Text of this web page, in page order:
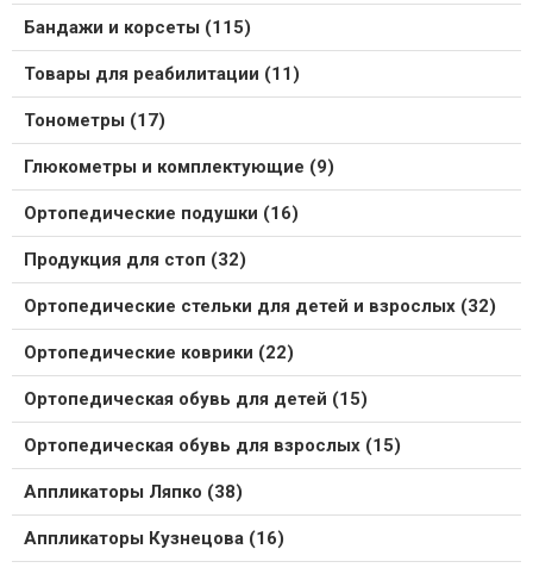
Бандажи и корсеты (115)
Товары для реабилитации (11)
Тонометры (17)
Глюкометры и комплектующие (9)
Ортопедические подушки (16)
Продукция для стоп (32)
Ортопедические стельки для детей и взрослых (32)
Ортопедические коврики (22)
Ортопедическая обувь для детей (15)
Ортопедическая обувь для взрослых (15)
Аппликаторы Ляпко (38)
Аппликаторы Кузнецова (16)